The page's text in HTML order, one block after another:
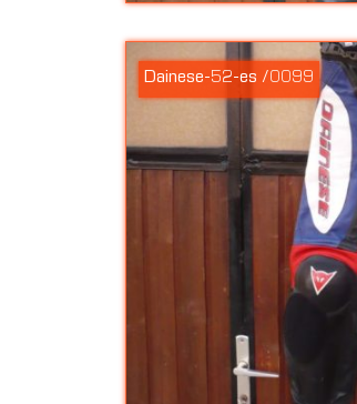
Dainese-52-es /0099